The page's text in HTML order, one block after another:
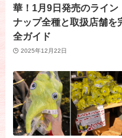
華！1月9日発売のライン
ナップ全種と取扱店舗を
全ガイド
2025年12月22日